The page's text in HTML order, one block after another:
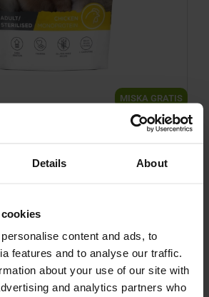
Details About
content and ads, to
features and to analyse our traffic.
about your use of our site with
and analytics partners who
MISKA GRATIS
dla kotów dorosłych i...